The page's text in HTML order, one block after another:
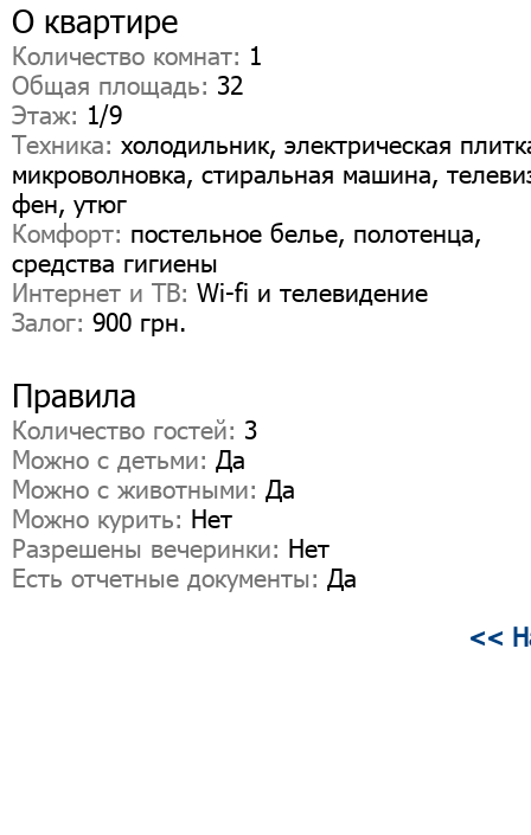
О квартире
Количество комнат: 1
Общая площадь: 32
Этаж: 1/9
Техника: холодильник, электрическая
микроволновка, стиральная машина,
фен, утюг
Комфорт: постельное белье, полотенца,
средства гигиены
Интернет и ТВ: Wi-fi и телевидение
Залог: 900 грн.
Правила
Количество гостей: 3
Можно с детьми: Да
Можно с животными: Да
Можно курить: Нет
Разрешены вечеринки: Нет
Есть отчетные документы: Да
<<